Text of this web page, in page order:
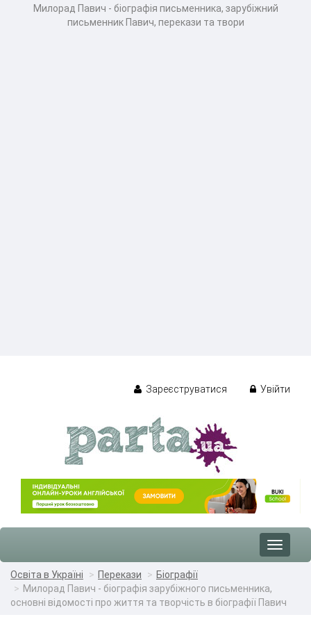
Милорад Павич - біографія письменника, зарубіжний
письменник Павич, перекази та твори
Зареєструватися Увійти
Toggle
Освіта в Україні
Перекази
Біографії
Милорад Павич - біографія зарубіжного письменника,
основні відомості про життя та творчість в біографії Павич